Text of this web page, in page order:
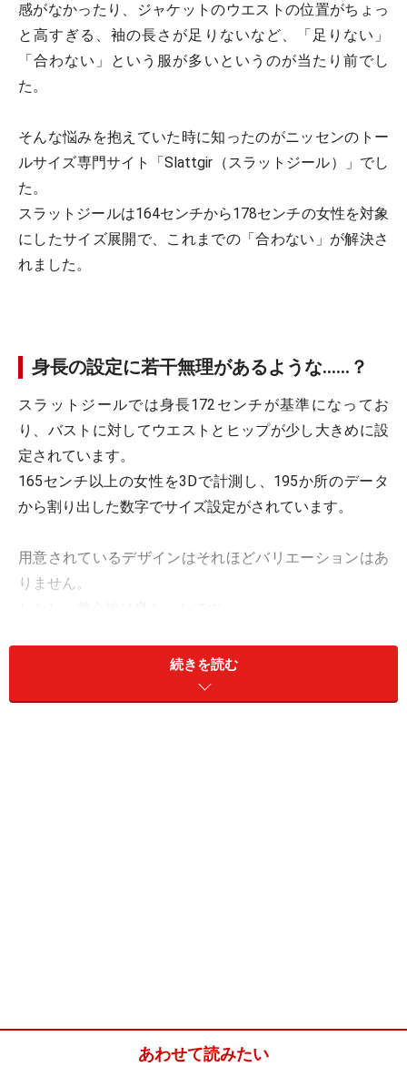
感がなかったり、ジャケットのウエストの位置がちょっ
と高すぎる、袖の長さが足りないなど、「足りない」
「合わない」という服が多いというのが当たり前でし
た。
そんな悩みを抱えていた時に知ったのがニッセンのトー
ルサイズ専門サイト「Slattgir（スラットジール）」でし
た。
スラットジールは164センチから178センチの女性を対象
にしたサイズ展開で、これまでの「合わない」が解決さ
れました。
身長の設定に若干無理があるような……？
スラットジールでは身長172センチが基準になってお
り、バストに対してウエストとヒップが少し大きめに設
定されています。
165センチ以上の女性を3Dで計測し、195か所のデータ
から割り出した数字でサイズ設定がされています。
用意されているデザインはそれほどバリエーションはあ
りません。
チュニックのウエスト位置も「あってほしい位置」にあ
私の場合、スラットジールの服は「シーズンで使い捨
続きを読む
あわせて読みたい